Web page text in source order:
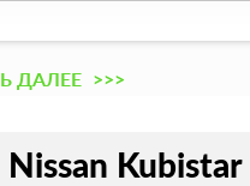
ДАЛЕЕ >>>
Kubistar